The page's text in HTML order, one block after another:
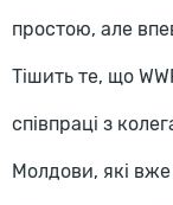
простою, але
Тішить те, що
співпраці з
Молдови, які